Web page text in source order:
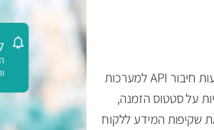
הפכו את האפליקציה לאפיק שירות מהיר ואמין. באמצעות חיבור API למערכות
על סטטוס הזמנה,
שקיפות המידע ללקוח